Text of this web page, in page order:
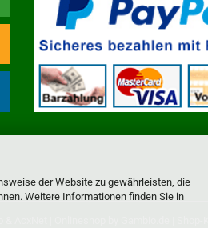
der Website zu gewährleisten, die
Weitere Informationen finden Sie in